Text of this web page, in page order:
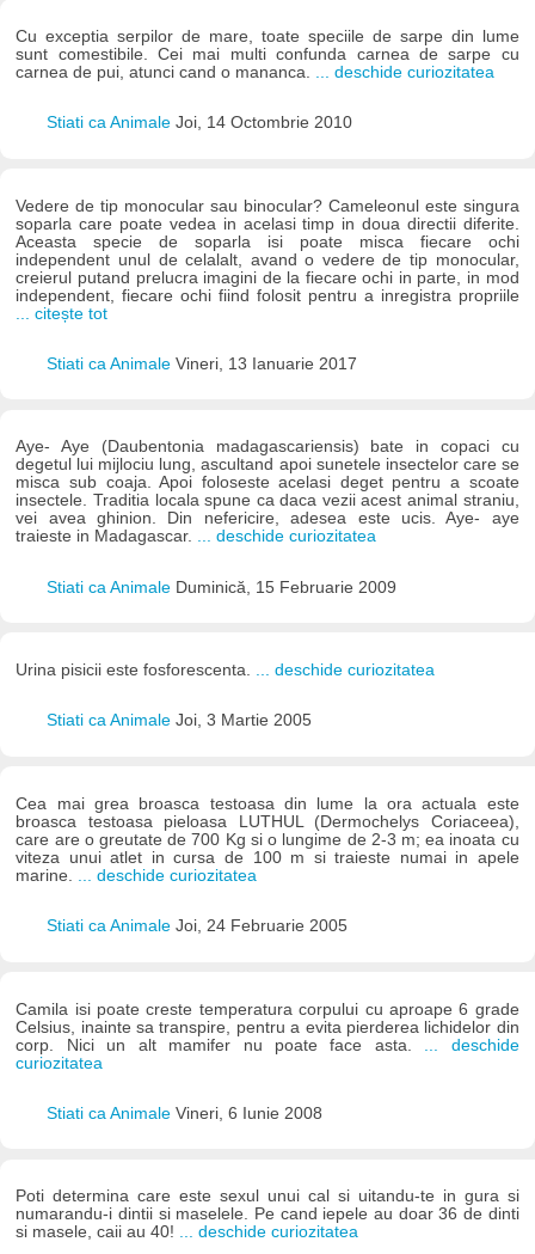
Cu exceptia serpilor de mare, toate speciile de sarpe din lume
sunt comestibile. Cei mai multi confunda carnea de sarpe cu
carnea de pui, atunci cand o mananca.
... deschide curiozitatea
Stiati ca Animale Joi, 14 Octombrie 2010
Vedere de tip monocular sau binocular? Cameleonul este singura
soparla care poate vedea in acelasi timp in doua directii diferite.
Aceasta specie de soparla isi poate misca fiecare ochi
independent unul de celalalt, avand o vedere de tip monocular,
creierul putand prelucra imagini de la fiecare ochi in parte, in mod
independent, fiecare ochi fiind folosit pentru a inregistra propriile
... citește tot
Stiati ca Animale Vineri, 13 Ianuarie 2017
Aye- Aye (Daubentonia madagascariensis) bate in copaci cu
degetul lui mijlociu lung, ascultand apoi sunetele insectelor care se
misca sub coaja. Apoi foloseste acelasi deget pentru a scoate
insectele. Traditia locala spune ca daca vezii acest animal straniu,
vei avea ghinion. Din nefericire, adesea este ucis. Aye- aye
traieste in Madagascar. ... deschide curiozitatea
Stiati ca Animale Duminică, 15 Februarie 2009
Urina pisicii este fosforescenta. ... deschide curiozitatea
Stiati ca Animale Joi, 3 Martie 2005
Cea mai grea broasca testoasa din lume la ora actuala este
broasca testoasa pieloasa LUTHUL (Dermochelys Coriaceea),
care are o greutate de 700 Kg si o lungime de 2-3 m; ea inoata cu
viteza unui atlet in cursa de 100 m si traieste numai in apele
marine.
... deschide curiozitatea
Stiati ca Animale Joi, 24 Februarie 2005
Camila isi poate creste temperatura corpului cu aproape 6 grade
Celsius, inainte sa transpire, pentru a evita pierderea lichidelor din
corp. Nici un alt mamifer nu poate face asta.
... deschide
curiozitatea
Stiati ca Animale Vineri, 6 Iunie 2008
Poti determina care este sexul unui cal si uitandu-te in gura si
numarandu-i dintii si maselele. Pe cand iepele au doar 36 de dinti
si masele, caii au 40! ... deschide curiozitatea